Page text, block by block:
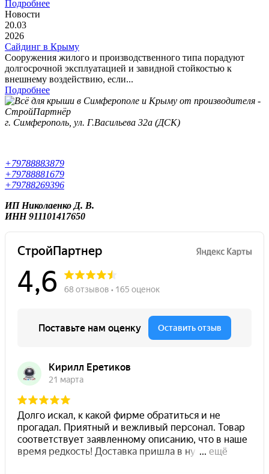
Подробнее
Новости
20.03
2026
Сайдинг в Крыму
Сооружения жилого и производственного типа порадуют
долгосрочной эксплуатацией и завидной стойкостью к
внешнему воздействию, если...
Подробнее
г. Симферополь, ул. Г.Васильева 32а (ДСК)
+79788883879
+79788881679
+79788269396
ИП Николаенко Д. В.
ИНН 911101417650